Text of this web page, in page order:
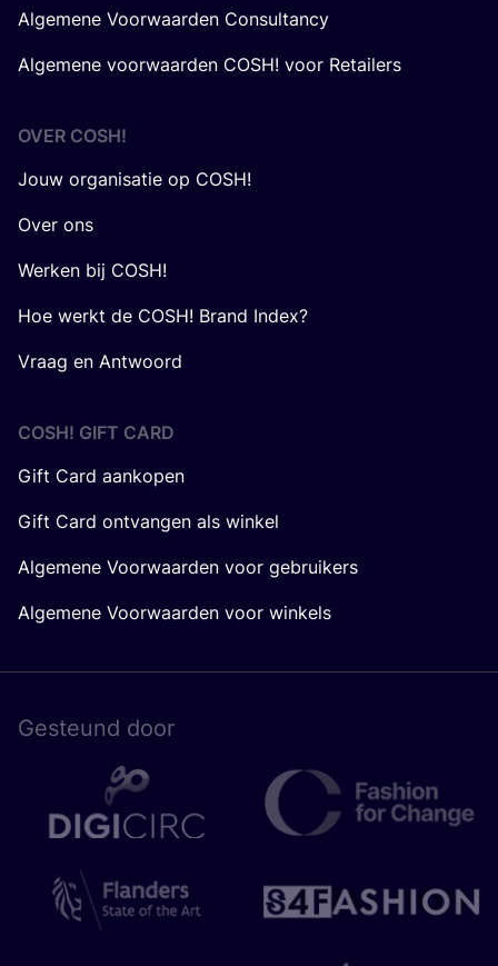
Algemene Voorwaarden Consultancy
Algemene voorwaarden COSH! voor Retailers
OVER COSH!
Jouw organisatie op COSH!
Over ons
Werken bij COSH!
Hoe werkt de COSH! Brand Index?
Vraag en Antwoord
COSH! GIFT CARD
Gift Card aankopen
Gift Card ontvangen als winkel
Algemene Voorwaarden voor gebruikers
Algemene Voorwaarden voor winkels
Gesteund door